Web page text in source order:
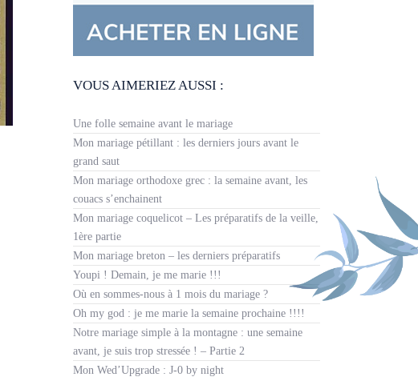
VOUS AIMERIEZ AUSSI :
Une folle semaine avant le mariage
Mon mariage pétillant : les derniers jours avant le
grand saut
Mon mariage orthodoxe grec : la semaine avant, les
couacs s’enchainent
Mon mariage coquelicot – Les préparatifs de la veille,
1ère partie
Mon mariage breton – les derniers préparatifs
Youpi ! Demain, je me marie !!!
Où en sommes-nous à 1 mois du mariage ?
Oh my god : je me marie la semaine prochaine !!!!
Notre mariage simple à la montagne : une semaine
avant, je suis trop stressée ! – Partie 2
Mon Wed’Upgrade : J-0 by night